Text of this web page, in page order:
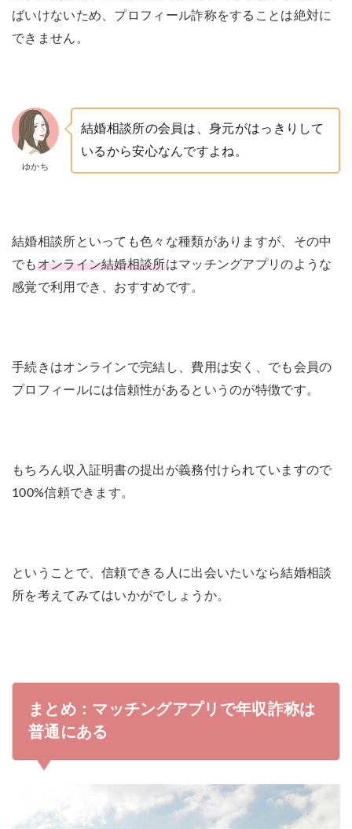
ばいけないため、プロフィール詐称をすることは絶対に
できません。
ゆかち
結婚相談所の会員は、身元がはっきりして
いるから安心なんですよね。
結婚相談所といっても色々な種類がありますが、その中
でもオンライン結婚相談所はマッチングアプリのような
感覚で利用でき、おすすめです。
手続きはオンラインで完結し、費用は安く、でも会員の
プロフィールには信頼性があるというのが特徴です。
もちろん収入証明書の提出が義務付けられていますので
100%信頼できます。
ということで、信頼できる人に出会いたいなら結婚相談
所を考えてみてはいかがでしょうか。
まとめ：マッチングアプリで年収詐称は
普通にある